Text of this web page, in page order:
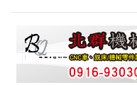
PP 不織布邊角料回收
產業:資源棄物回收
來自:永OO份OO公O 詢價
時間:08/07 09:59